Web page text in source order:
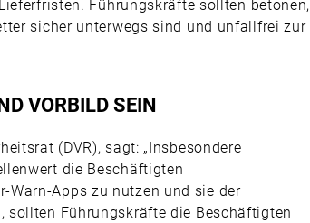
Führungskräfte sollten betonen,
sicher unterwegs sind und unfallfrei zur
VORBILD SEIN
(DVR), sagt: „Insbesondere
die Beschäftigten
Warn-Apps zu nutzen und sie der
sollten Führungskräfte die Beschäftigten